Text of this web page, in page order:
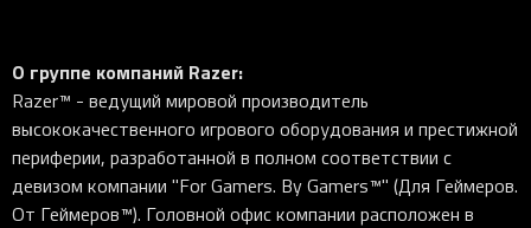
О группе компаний Razer:
Razer™ - ведущий мировой производитель
высококачественного игрового оборудования и престижной
периферии, разработанной в полном соответствии с
девизом компании "For Gamers. By Gamers™" (Для Геймеров.
От Геймеров™). Головной офис компании расположен в